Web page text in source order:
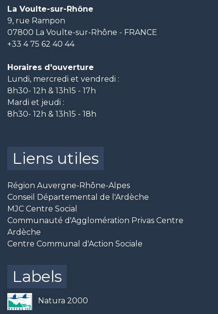
La Voulte-sur-Rhône
9, rue Rampon
07800 La Voulte-sur-Rhône - FRANCE
+33 4 75 62 40 44
Horaires d'ouverture
Lundi, mercredi et vendredi :
8h30- 12h & 13h15 - 17h
Mardi et jeudi :
8h30- 12h & 13h15 - 18h
Liens utiles
Région Auvergne-Rhône-Alpes
Conseil Départemental de l'Ardèche
MJC Centre Social
Communauté d'Agglomération Privas Centre
Ardèche
Centre Communal d'Action Sociale
Labels
Natura 2000